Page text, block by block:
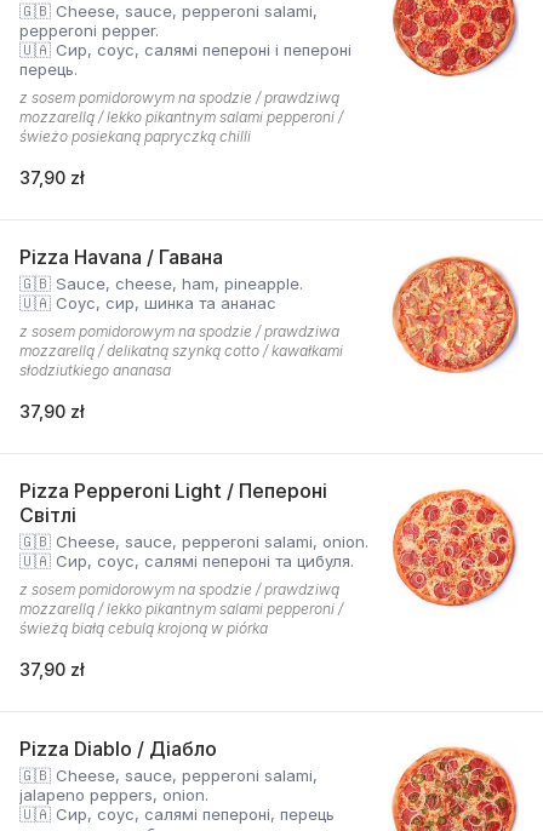
🇬🇧 Cheese, sauce, pepperoni salami,
pepperoni pepper.
🇺🇦 Сир, соус, салямі пепероні і пепероні
перець.
z sosem pomidorowym na spodzie / prawdziwą
mozzarellą / lekko pikantnym salami pepperoni /
świeżo posiekaną papryczką chilli
37,90 zł
Pizza Havana / Гавана
🇬🇧 Sauce, cheese, ham, pineapple.
🇺🇦 Соус, сир, шинка та ананас
z sosem pomidorowym na spodzie / prawdziwa
mozzarellą / delikatną szynką cotto / kawałkami
słodziutkiego ananasa
37,90 zł
Pizza Pepperoni Light / Пепероні
Світлі
🇬🇧 Cheese, sauce, pepperoni salami, onion.
🇺🇦 Сир, соус, салямі пепероні та цибуля.
z sosem pomidorowym na spodzie / prawdziwą
mozzarellą / lekko pikantnym salami pepperoni /
świeżą białą cebulą krojoną w piórka
37,90 zł
Pizza Diablo / Діабло
🇬🇧 Cheese, sauce, pepperoni salami,
jalapeno peppers, onion.
🇺🇦 Сир, соус, салямі пепероні, перець